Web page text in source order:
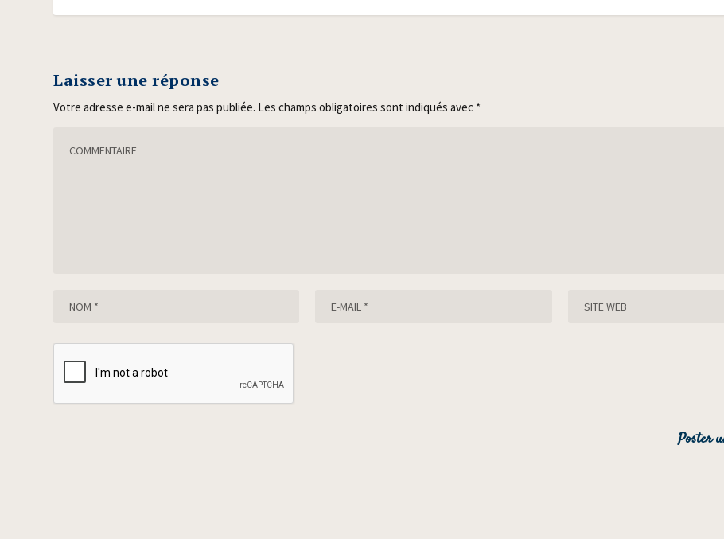
Laisser une réponse
Votre adresse e-mail ne sera pas publiée. Les champs obligatoires sont indiqués avec *